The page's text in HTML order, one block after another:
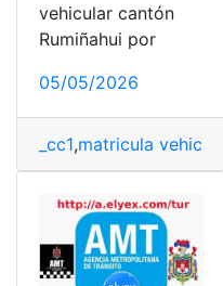
vehicular cantón
Rumiñahui por
05/05/2026
_cc1,matricula vehicular